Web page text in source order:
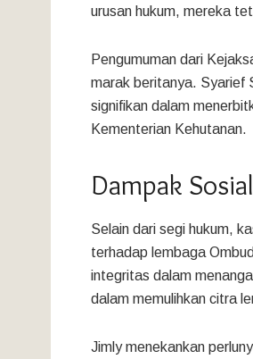
urusan hukum, mereka
Pengumuman dari
marak beritanya. Syarief
signifikan dalam
Kementerian Kehutanan.
Dampak
Selain dari segi hukum,
terhadap lembaga
integritas dalam
dalam memulihkan citra
Jimly menekankan